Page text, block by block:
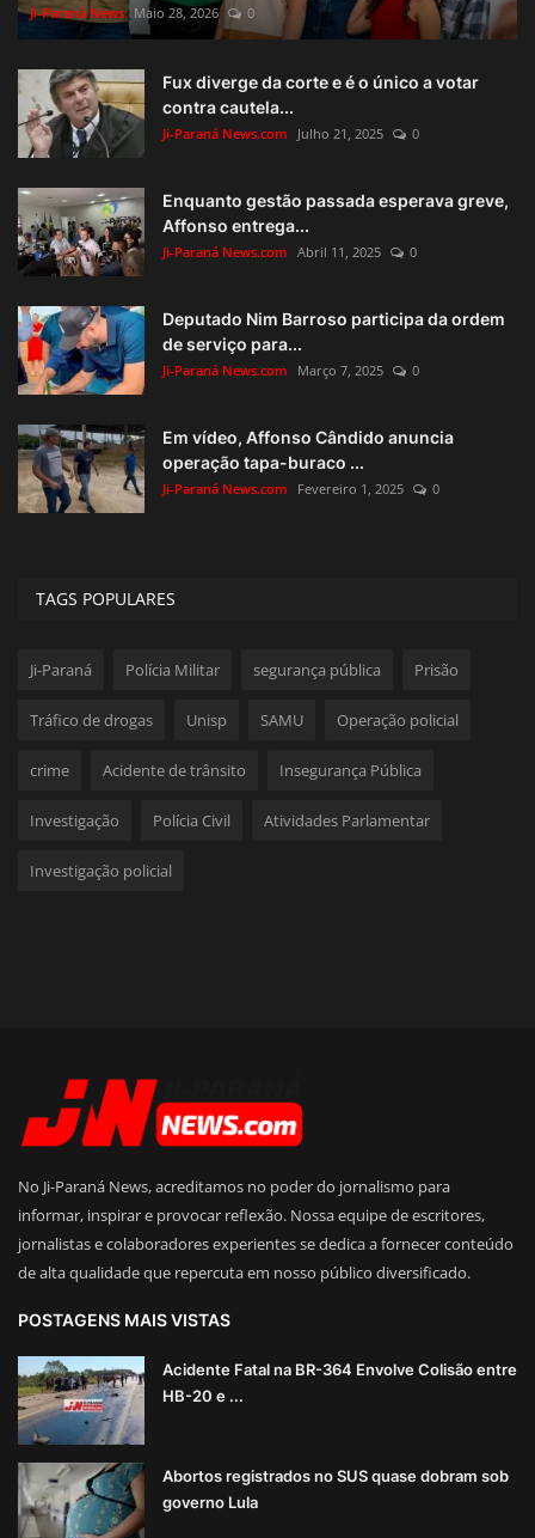
Ji-Paraná News Maio 28, 2026 0
Fux diverge da corte e é o único a votar
contra cautela...
Ji-Paraná News.com Julho 21, 2025 0
Enquanto gestão passada esperava greve,
Affonso entrega...
Ji-Paraná News.com Abril 11, 2025 0
Deputado Nim Barroso participa da ordem
de serviço para...
Ji-Paraná News.com Março 7, 2025 0
Em vídeo, Affonso Cândido anuncia
operação tapa-buraco ...
Ji-Paraná News.com Fevereiro 1, 2025 0
TAGS POPULARES
Ji-Paraná Polícia Militar segurança pública Prisão
Tráfico de drogas Unisp SAMU Operação policial
crime Acidente de trânsito Insegurança Pública
Investigação Polícia Civil Atividades Parlamentar
Investigação policial
No Ji-Paraná News, acreditamos no poder do jornalismo para
informar, inspirar e provocar reflexão. Nossa equipe de escritores,
jornalistas e colaboradores experientes se dedica a fornecer conteúdo
de alta qualidade que repercuta em nosso público diversificado.
POSTAGENS MAIS VISTAS
Acidente Fatal na BR-364 Envolve Colisão entre
HB-20 e ...
Abortos registrados no SUS quase dobram sob
governo Lula